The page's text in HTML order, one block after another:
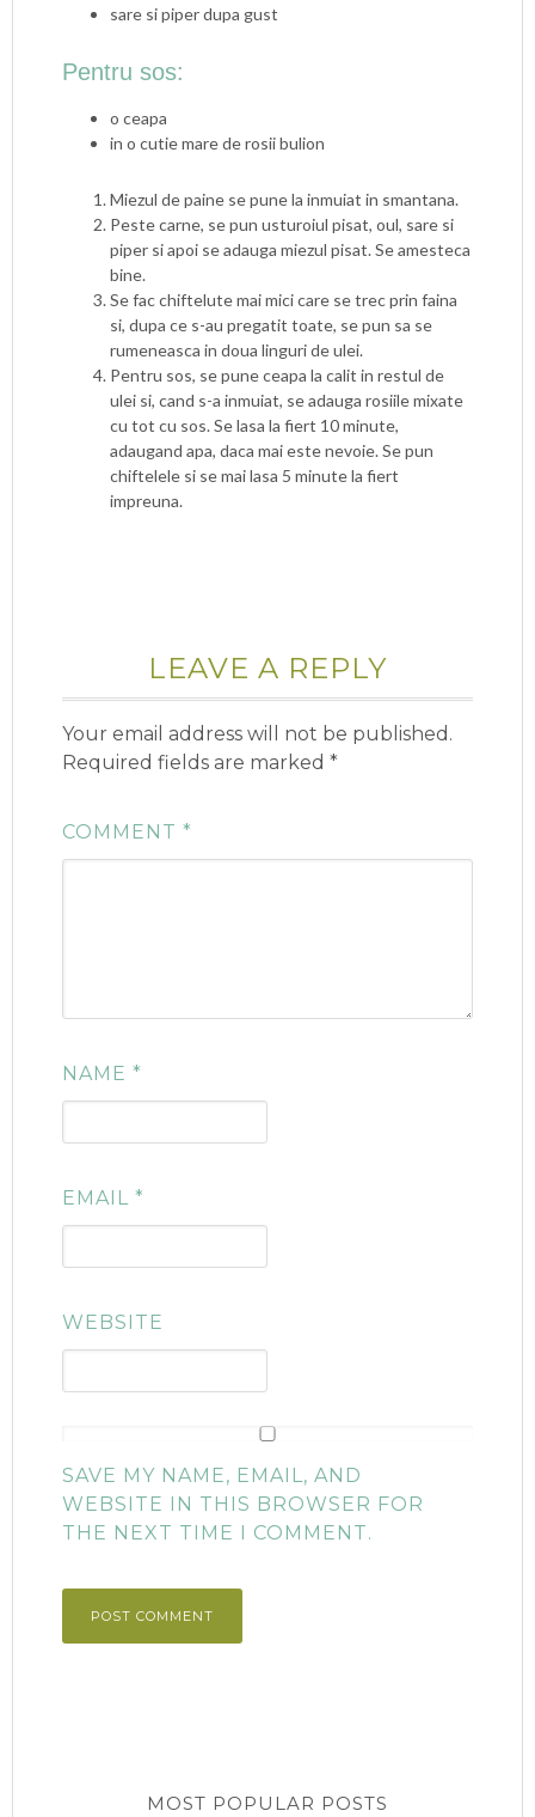
sare si piper dupa gust
Pentru sos:
o ceapa
in o cutie mare de rosii bulion
Miezul de paine se pune la inmuiat in smantana.
Peste carne, se pun usturoiul pisat, oul, sare si
piper si apoi se adauga miezul pisat. Se amesteca
bine.
Se fac chiftelute mai mici care se trec prin faina
si, dupa ce s-au pregatit toate, se pun sa se
rumeneasca in doua linguri de ulei.
Pentru sos, se pune ceapa la calit in restul de
ulei si, cand s-a inmuiat, se adauga rosiile mixate
cu tot cu sos. Se lasa la fiert 10 minute,
adaugand apa, daca mai este nevoie. Se pun
chiftelele si se mai lasa 5 minute la fiert
impreuna.
LEAVE A REPLY
Your email address will not be published.
Required fields are marked*
COMMENT*
NAME*
EMAIL*
WEBSITE
SAVE MY NAME, EMAIL, AND
WEBSITE IN THIS BROWSER FOR
THE NEXT TIME I COMMENT.
MOST POPULAR POSTS